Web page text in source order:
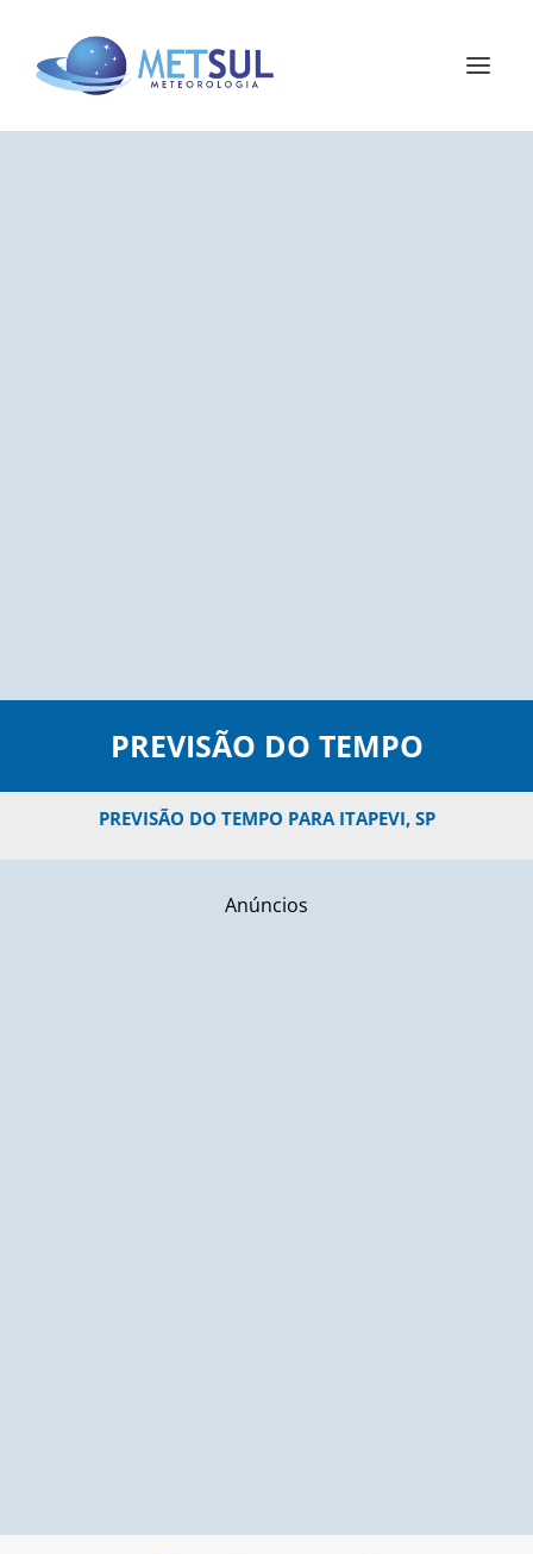
PREVISÃO DO TEMPO
PREVISÃO DO TEMPO PARA ITAPEVI, SP
Anúncios